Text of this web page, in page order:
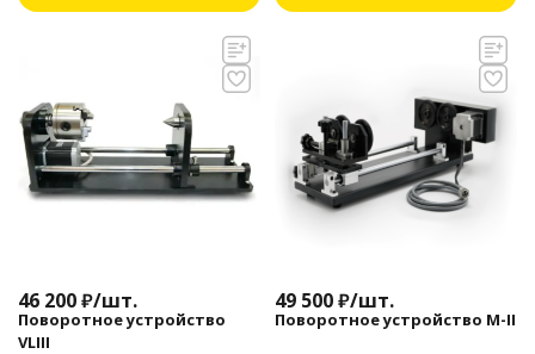
46 200₽/шт.
Поворотное устройство
VLIII
49 500₽/шт.
Поворотное устройство M-II